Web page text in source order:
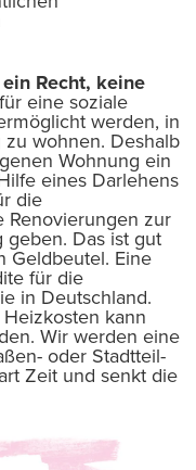
Recht, keine
eine soziale
werden, in
wohnen. Deshalb
Wohnung ein
eines Darlehens
die
Renovierungen zur
geben. Das ist gut
Geldbeutel. Eine
für die
in Deutschland.
kann
Wir werden eine
oder Stadtteil-
Zeit und senkt die